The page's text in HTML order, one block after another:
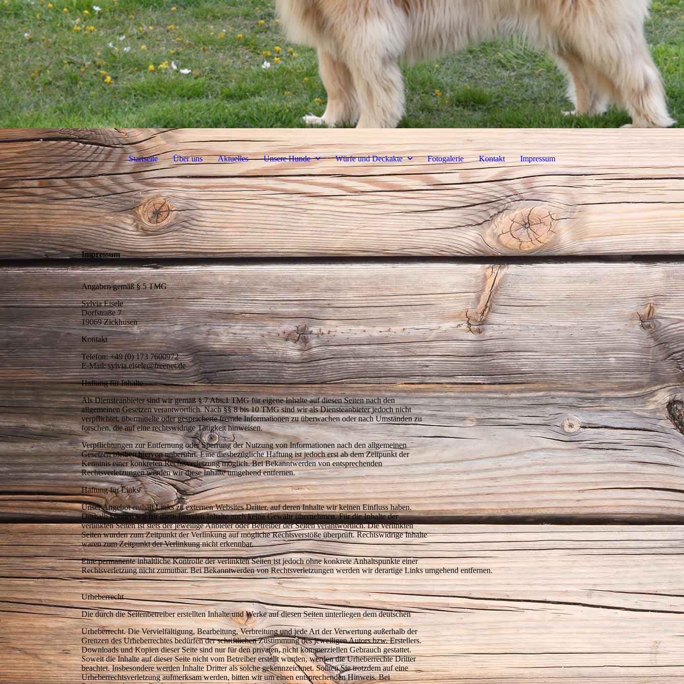
Startseite Über uns Aktuelles Unsere Hunde Würfe und Deckakte Fotogalerie Kontakt Impressum
Impressum
Angaben gemäß § 5 TMG
Sylvia Eisele
Dorfstraße 7
19069 Zickhusen
Kontakt
Telefon: +49 (0) 173 7600972
E-Mail: sylvia.eisele@freenet.de
Haftung für Inhalte
Als Diensteanbieter sind wir gemäß § 7 Abs.1 TMG für eigene Inhalte auf diesen Seiten nach den
allgemeinen Gesetzen verantwortlich. Nach §§ 8 bis 10 TMG sind wir als Diensteanbieter jedoch nicht
verpflichtet, übermittelte oder gespeicherte fremde Informationen zu überwachen oder nach Umständen zu
forschen, die auf eine rechtswidrige Tätigkeit hinweisen.
Verpflichtungen zur Entfernung oder Sperrung der Nutzung von Informationen nach den allgemeinen
Gesetzen bleiben hiervon unberührt. Eine diesbezügliche Haftung ist jedoch erst ab dem Zeitpunkt der
Kenntnis einer konkreten Rechtsverletzung möglich. Bei Bekanntwerden von entsprechenden
Rechtsverletzungen werden wir diese Inhalte umgehend entfernen.
Haftung für Links
Unser Angebot enthält Links zu externen Websites Dritter, auf deren Inhalte wir keinen Einfluss haben.
Deshalb können wir für diese fremden Inhalte auch keine Gewähr übernehmen. Für die Inhalte der
verlinkten Seiten ist stets der jeweilige Anbieter oder Betreiber der Seiten verantwortlich. Die verlinkten
Seiten wurden zum Zeitpunkt der Verlinkung auf mögliche Rechtsverstöße überprüft. Rechtswidrige Inhalte
waren zum Zeitpunkt der Verlinkung nicht erkennbar.
Eine permanente inhaltliche Kontrolle der verlinkten Seiten ist jedoch ohne konkrete Anhaltspunkte einer
Rechtsverletzung nicht zumutbar. Bei Bekanntwerden von Rechtsverletzungen werden wir derartige Links umgehend entfernen.
Urheberrecht
Die durch die Seitenbetreiber erstellten Inhalte und Werke auf diesen Seiten unterliegen dem deutschen
Urheberrecht. Die Vervielfältigung, Bearbeitung, Verbreitung und jede Art der Verwertung außerhalb der
Grenzen des Urheberrechtes bedürfen der schriftlichen Zustimmung des jeweiligen Autors bzw. Erstellers.
Downloads und Kopien dieser Seite sind nur für den privaten, nicht kommerziellen Gebrauch gestattet.
Soweit die Inhalte auf dieser Seite nicht vom Betreiber erstellt wurden, werden die Urheberrechte Dritter
beachtet. Insbesondere werden Inhalte Dritter als solche gekennzeichnet. Sollten Sie trotzdem auf eine
Urheberrechtsverletzung aufmerksam werden, bitten wir um einen entsprechenden Hinweis. Bei